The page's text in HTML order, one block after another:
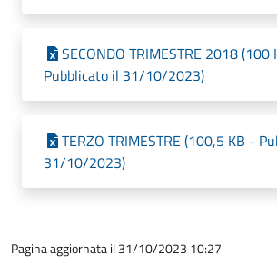
SECONDO TRIMESTRE 2018 (100
Pubblicato il 31/10/2023)
TERZO TRIMESTRE (100,5 KB -
31/10/2023)
Pagina aggiornata il 31/10/2023 10:27